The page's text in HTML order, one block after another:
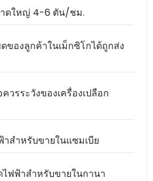
ดใหญ่ 4-6 ตัน/ชม.
ของลูกค้าในเม็กซิโกได้ถูกส่ง
รระวังของเครื่องเปลือก
สำหรับขายในแซมเบีย
ไฟฟ้าสำหรับขายในกานา